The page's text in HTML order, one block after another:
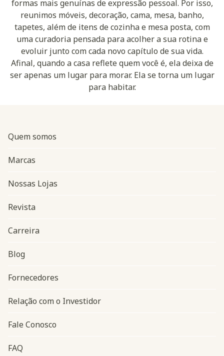
formas mais genuínas de expressão pessoal. Por isso,
reunimos móveis, decoração, cama, mesa, banho,
tapetes, além de itens de cozinha e mesa posta, com
uma curadoria pensada para acolher a sua rotina e
evoluir junto com cada novo capítulo de sua vida.
Afinal, quando a casa reflete quem você é, ela deixa de
ser apenas um lugar para morar. Ela se torna um lugar
para habitar.
Navegação do rodapé
Quem somos
Marcas
Nossas Lojas
Revista
Carreira
Blog
Fornecedores
Relação com o Investidor
Fale Conosco
FAQ